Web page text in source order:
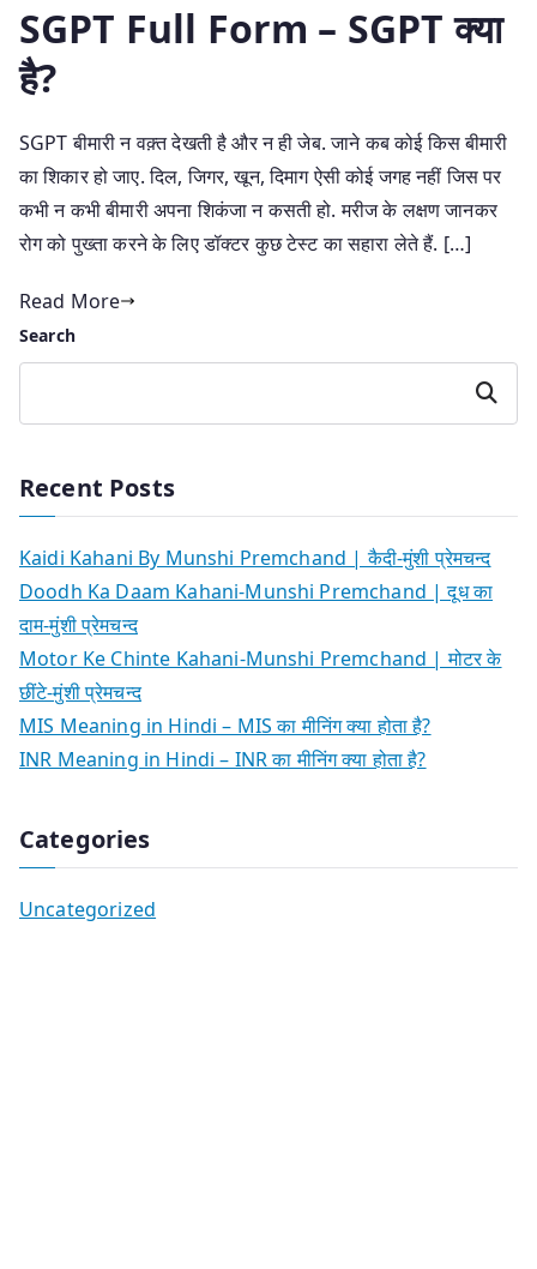
SGPT Full Form – SGPT क्या
है?
SGPT बीमारी न वक़्त देखती है और न ही जेब. जाने कब कोई किस बीमारी
का शिकार हो जाए. दिल, जिगर, खून, दिमाग ऐसी कोई जगह नहीं जिस पर
कभी न कभी बीमारी अपना शिकंजा न कसती हो. मरीज के लक्षण जानकर
रोग को पुख्ता करने के लिए डॉक्टर कुछ टेस्ट का सहारा लेते हैं. […]
Read More
Search
Search
Recent Posts
Kaidi Kahani By Munshi Premchand | कैदी-मुंशी प्रेमचन्द
Doodh Ka Daam Kahani-Munshi Premchand | दूध का
दाम-मुंशी प्रेमचन्द
Motor Ke Chinte Kahani-Munshi Premchand | मोटर के
छींटे-मुंशी प्रेमचन्द
MIS Meaning in Hindi – MIS का मीनिंग क्या होता है?
INR Meaning in Hindi – INR का मीनिंग क्या होता है?
Categories
Uncategorized